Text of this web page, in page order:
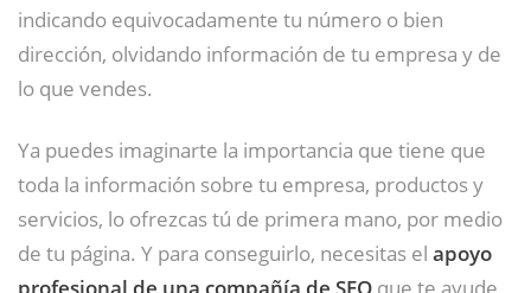
indicando equivocadamente tu número o bien
dirección, olvidando información de tu empresa y de
lo que vendes.
Ya puedes imaginarte la importancia que tiene que
toda la información sobre tu empresa, productos y
servicios, lo ofrezcas tú de primera mano, por medio
de tu página. Y para conseguirlo, necesitas el apoyo